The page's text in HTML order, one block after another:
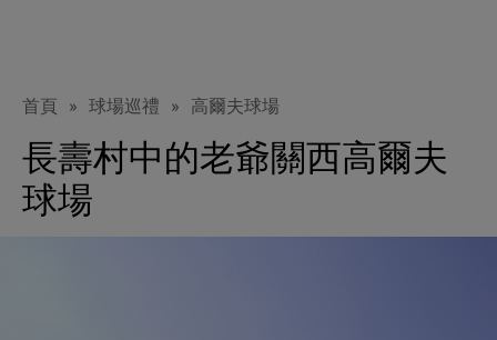
首頁 » 球場巡禮 » 高爾夫球場
長壽村中的老爺關西高爾夫
球場